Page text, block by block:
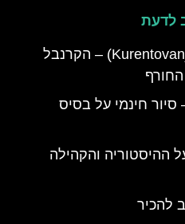
לדעת
פסטיבל קורנטובאניה (Kurentovanje) – הקרנבל
סיור חינמי על בסיס
ההיסטוריה והקהילה
להכיר